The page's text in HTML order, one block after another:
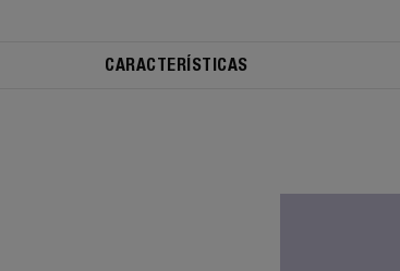
CARACTERÍSTICAS